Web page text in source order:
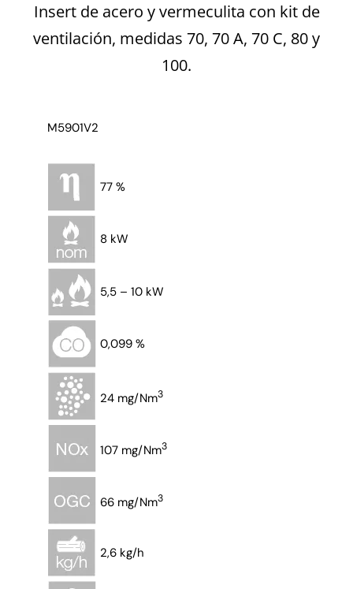
Insert de acero y vermeculita con kit de
ventilación, medidas 70, 70 A, 70 C, 80 y
100.
M5901V2
77 %
8 kW
5,5 – 10 kW
0,099 %
24 mg/Nm3
107 mg/Nm3
66 mg/Nm3
2,6 kg/h